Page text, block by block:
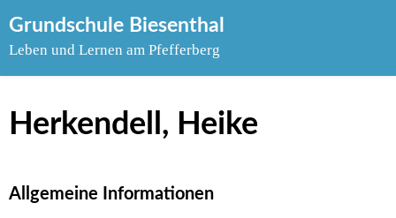
to
Grundschule Biesenthal
Leben und Lernen am Pfefferberg
Herkendell, Heike
Allgemeine Informationen